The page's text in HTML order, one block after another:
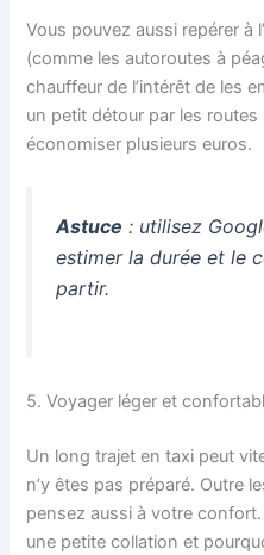
Vous pouvez aussi repérer à
(comme les autoroutes à
chauffeur de l’intérêt de les
un petit détour par les
économiser plusieurs euros.
Astuce : utilisez
estimer la durée et le
partir.
5. Voyager léger et
Un long trajet en taxi peut
n’y êtes pas préparé. Outre
pensez aussi à votre
une petite collation et